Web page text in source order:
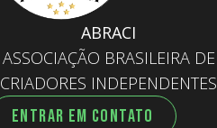
ABRACI
ASSOCIAÇÃO BRASILEIRA DE
CRIADORES INDEPENDENTES
ENTRAR EM CONTATO